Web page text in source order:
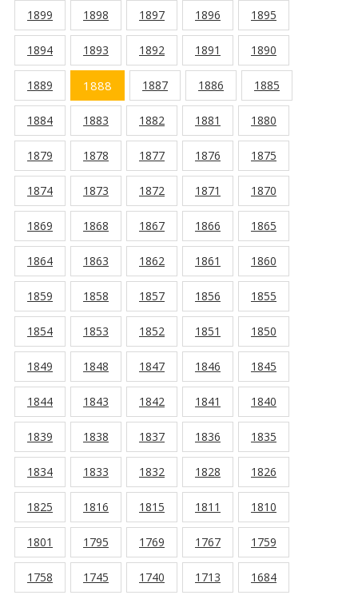
1899 1898 1897 1896 1895
1894 1893 1892 1891 1890
1889 1888 1887 1886 1885
1884 1883 1882 1881 1880
1879 1878 1877 1876 1875
1874 1873 1872 1871 1870
1869 1868 1867 1866 1865
1864 1863 1862 1861 1860
1859 1858 1857 1856 1855
1854 1853 1852 1851 1850
1849 1848 1847 1846 1845
1844 1843 1842 1841 1840
1839 1838 1837 1836 1835
1834 1833 1832 1828 1826
1825 1816 1815 1811 1810
1801 1795 1769 1767 1759
1758 1745 1740 1713 1684